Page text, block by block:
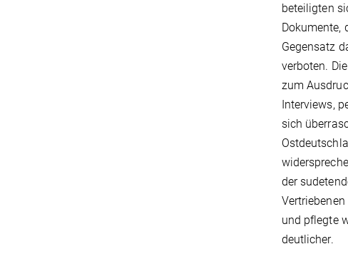
beteiligten
Dokumente,
Gegensatz
verboten.
zum
Interviews,
sich
der
und pflegte
deutlicher.